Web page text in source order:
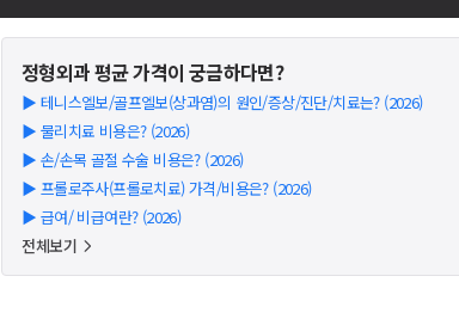
정형외과평균 가격이 궁금하다면?
▶ 테니스엘보/골프엘보(상과염)의 원인/증상/진단/치료는? (2026)
▶ 물리치료 비용은? (2026)
▶ 손/손목 골절 수술 비용은? (2026)
▶ 프롤로주사(프롤로치료) 가격/비용은? (2026)
▶ 급여/ 비급여란? (2026)
전체보기